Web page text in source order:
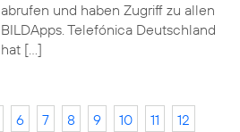
abrufen und haben Zugriff zu allen
BILDApps. Telefónica Deutschland
hat […]
6 7 8 9 10 11
12